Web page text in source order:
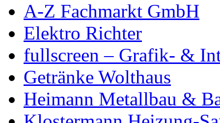
A-Z Fachmarkt GmbH
Elektro Richter
fullscreen – Grafik- &
Getränke Wolthaus
Heimann Metallbau &